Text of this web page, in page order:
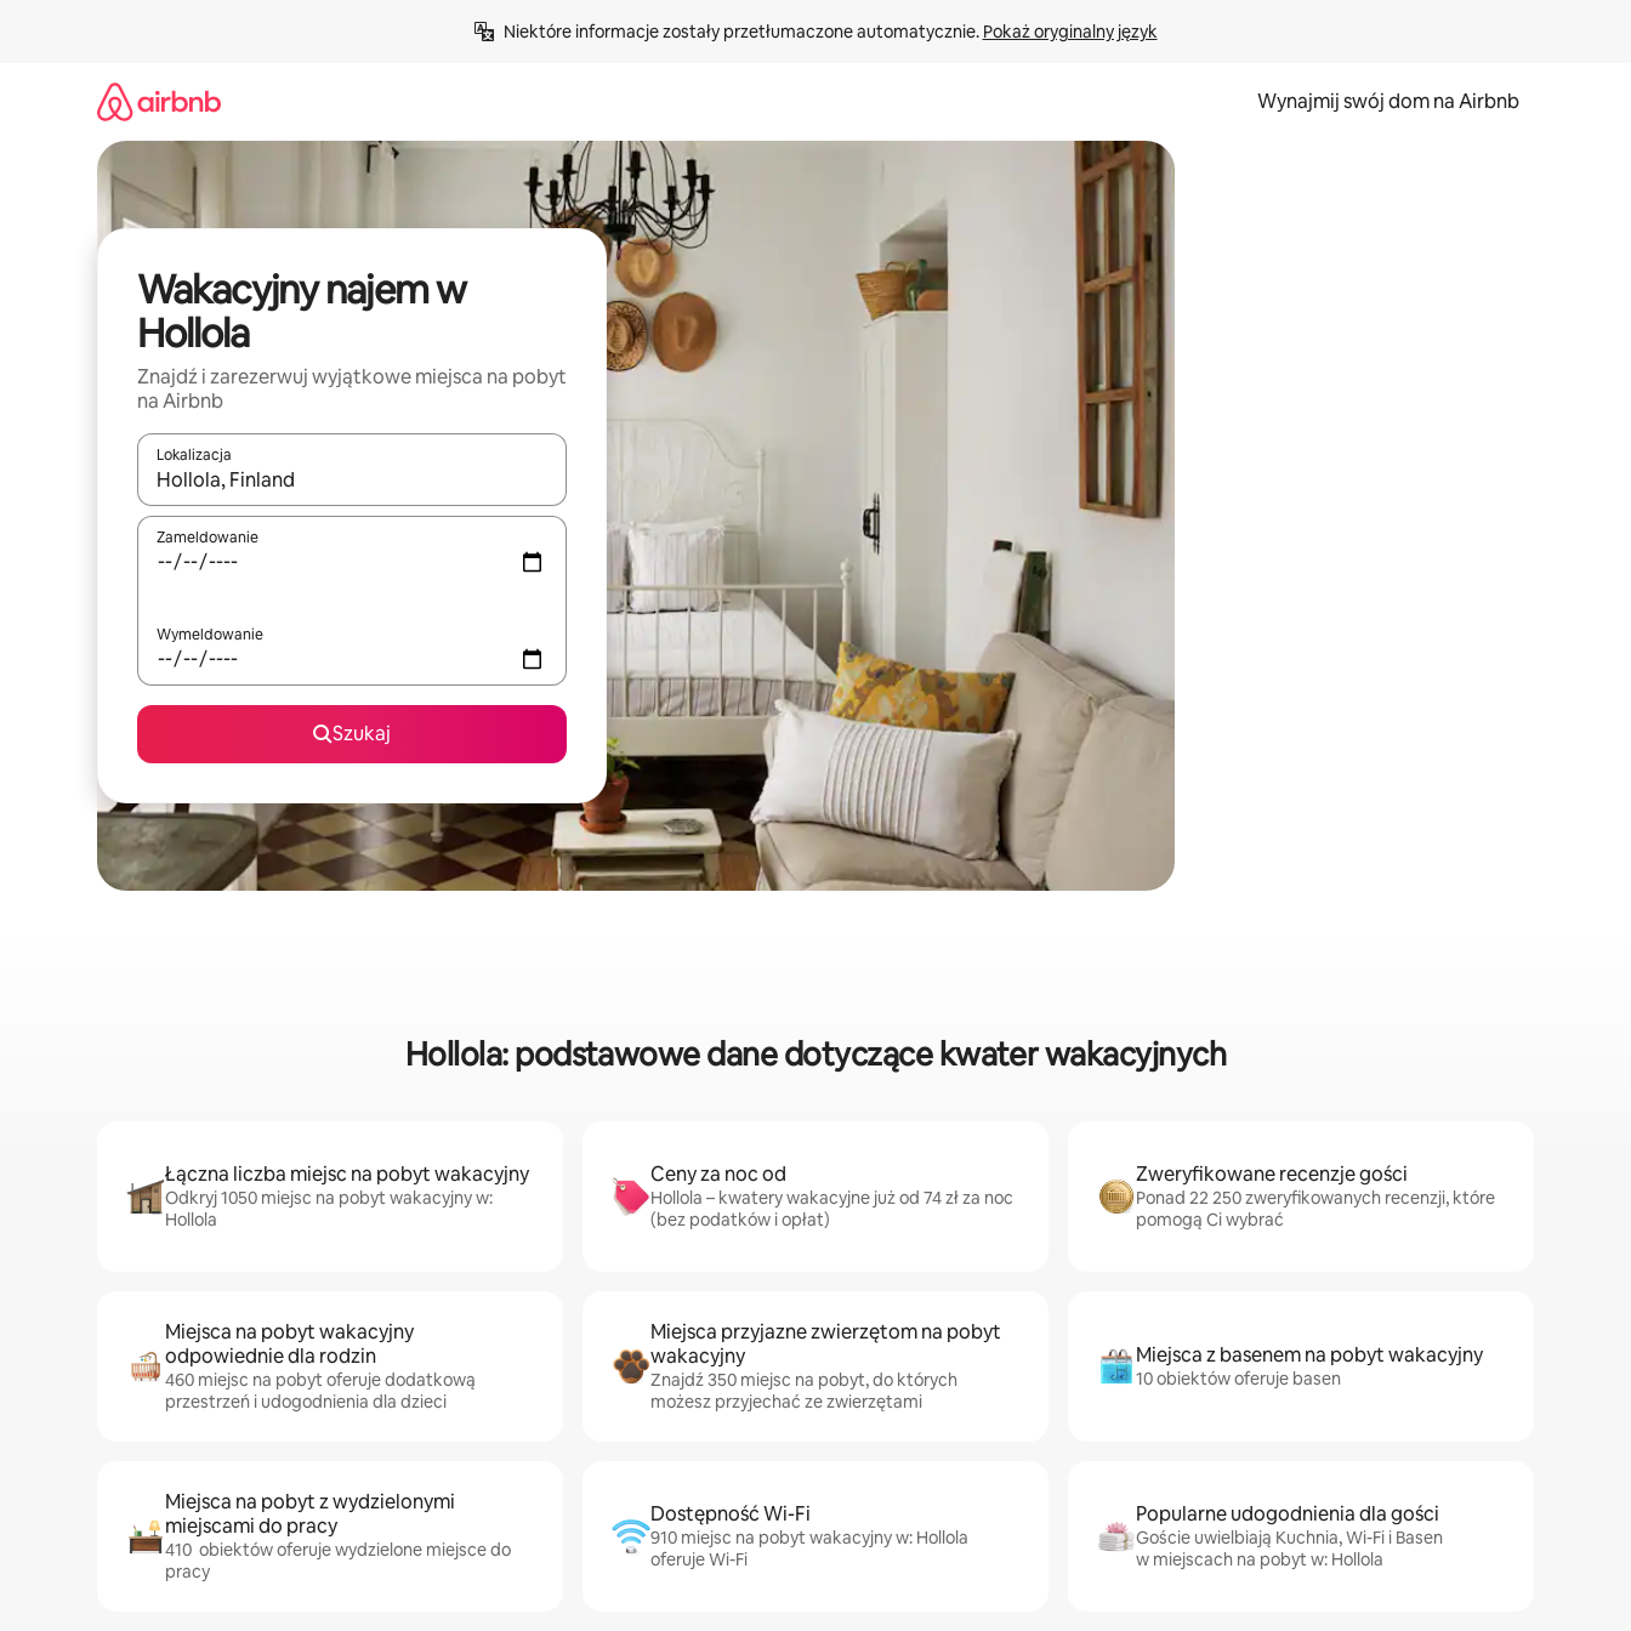
Niektóre informacje zostały przetłumaczone automatycznie. Pokaż oryginalny język
Wynajmij swój dom na Airbnb
Wakacyjny najem w
Hollola
Znajdź i zarezerwuj wyjątkowe miejsca na pobyt
na Airbnb
Lokalizacja
Gdy wyniki będą dostępne, możesz poruszać się po nich za pomocą klawiszy strzałek w górę i w dół lub przeglądać je za pomocą gestów dotykowych lub przesuwania.
Zameldowanie
Wymeldowanie
Szukaj
Hollola: podstawowe dane dotyczące kwater wakacyjnych
Łączna liczba miejsc na pobyt wakacyjny
Odkryj 1050 miejsc na pobyt wakacyjny w:
Hollola
Ceny za noc od
Hollola – kwatery wakacyjne już od 74 zł za noc
(bez podatków i opłat)
Zweryfikowane recenzje gości
Ponad 22 250 zweryfikowanych recenzji, które
pomogą Ci wybrać
Miejsca na pobyt wakacyjny
odpowiednie dla rodzin
460 miejsc na pobyt oferuje dodatkową
przestrzeń i udogodnienia dla dzieci
Miejsca przyjazne zwierzętom na pobyt
wakacyjny
Znajdź 350 miejsc na pobyt, do których
możesz przyjechać ze zwierzętami
Miejsca z basenem na pobyt wakacyjny
10 obiektów oferuje basen
Miejsca na pobyt z wydzielonymi
miejscami do pracy
410 obiektów oferuje wydzielone miejsce do
pracy
Dostępność Wi-Fi
910 miejsc na pobyt wakacyjny w: Hollola
oferuje Wi-Fi
Popularne udogodnienia dla gości
Goście uwielbiają Kuchnia, Wi-Fi i Basen
w miejscach na pobyt w: Hollola